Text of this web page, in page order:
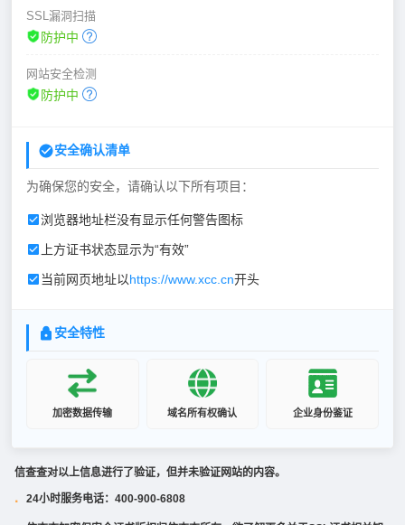
SSL漏洞扫描
防护中
网站安全检测
防护中
安全确认清单
为确保您的安全，请确认以下所有项目：
浏览器地址栏没有显示任何警告图标
上方证书状态显示为“有效”
当前网页地址以https://www.xcc.cn开头
安全特性
加密数据传输 域名所有权确认 企业身份鉴证
信查查对以上信息进行了验证，但并未验证网站的内容。
· 24小时服务电话：400-900-6808